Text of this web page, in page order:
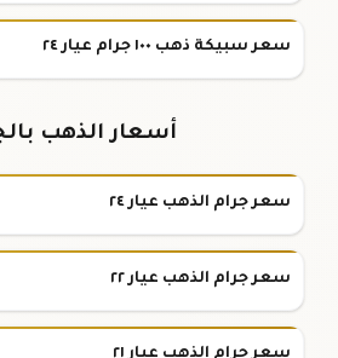
سعر سبيكة ذهب ١٠٠ جرام عيار ٢٤
أسعار الذهب
سعر جرام الذهب عيار ٢٤
سعر جرام الذهب عيار ٢٢